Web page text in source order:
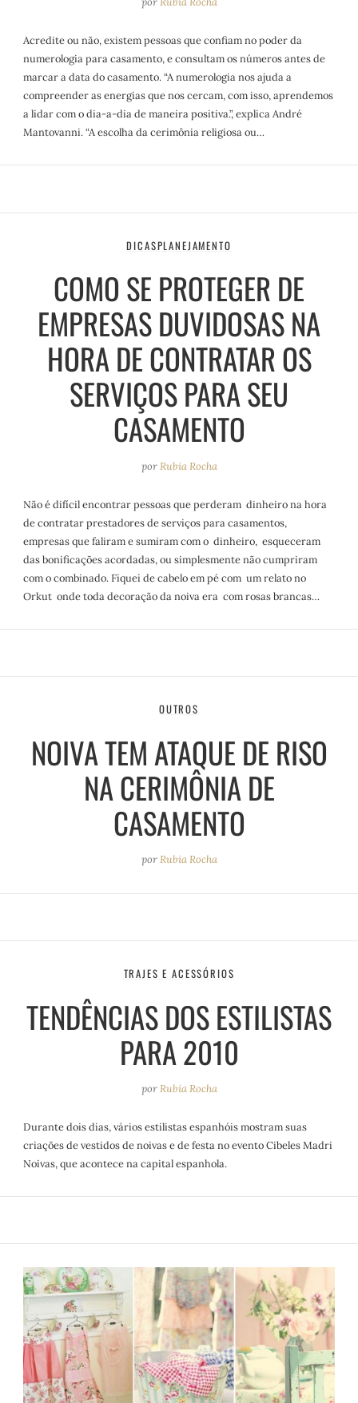
Acredite ou não, existem pessoas que confiam no poder da
numerologia para casamento, e consultam os números antes de
marcar a data do casamento. “A numerologia nos ajuda a
compreender as energias que nos cercam, com isso, aprendemos
a lidar com o dia-a-dia de maneira positiva.”, explica André
Mantovanni. “A escolha da cerimônia religiosa ou…
DICASPLANEJAMENTO
COMO SE PROTEGER DE
EMPRESAS DUVIDOSAS NA
HORA DE CONTRATAR OS
SERVIÇOS PARA SEU
CASAMENTO
porRubia Rocha
Não é difícil encontrar pessoas que perderam dinheiro na hora
de contratar prestadores de serviços para casamentos,
empresas que faliram e sumiram com o dinheiro, esqueceram
das bonificações acordadas, ou simplesmente não cumpriram
com o combinado. Fiquei de cabelo em pé com um relato no
Orkut onde toda decoração da noiva era com rosas brancas…
OUTROS
NOIVA TEM ATAQUE DE RISO
NA CERIMÔNIA DE
CASAMENTO
porRubia Rocha
TRAJES E ACESSÓRIOS
TENDÊNCIAS DOS ESTILISTAS
PARA 2010
porRubia Rocha
Durante dois dias, vários estilistas espanhóis mostram suas
criações de vestidos de noivas e de festa no evento Cibeles Madri
Noivas, que acontece na capital espanhola.